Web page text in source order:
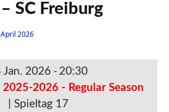
SC Freiburg
2026
Jan. 2026 - 20:30
2026 - Regular Season
| Spieltag 17